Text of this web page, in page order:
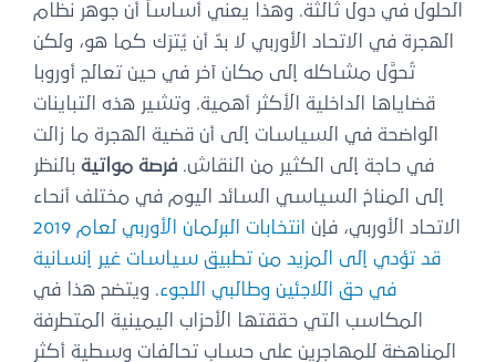
الحلول في دول ثالثة. وهذا يعني أساساً أن جوهر نظام
الهجرة في الاتحاد الأوربي لا بدّ أن يُترَك كما هو، ولكن
تُحوَّل مشاكله إلى مكان آخر في حين تعالج أوروبا
قضاياها الداخلية الأكثر أهمية. وتشير هذه التباينات
الواضحة في السياسات إلى أن قضية الهجرة ما زالت
في حاجة إلى الكثير من النقاش. فرصة مواتية بالنظر
إلى المناخ السياسي السائد اليوم في مختلف أنحاء
الاتحاد الأوربي، فإن
انتخابات البرلمان الأوربي لعام 2019
قد تؤدي إلى المزيد من تطبيق سياسات غير إنسانية
في حق اللاجئين وطالبي اللجوء. ويتضح هذا في
المكاسب التي حققتها الأحزاب اليمينية المتطرفة
المناهضة للمهاجرين على حساب تحالفات وسطية أكثر